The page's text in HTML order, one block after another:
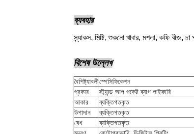
ব্যবহার
স্ন্যাকস, মিষ্টি, শুকনো খাবার, মশলা, কফি বীজ, চা
বিশেষ উল্লেখ
বৈশিষ্ট্যাবলীস্পেসিফিকেশন
প্রকার
স্ট্যান্ড আপ পকেট ব্যাগ পাইকারি
আকার
ব্যক্তিগতকৃত
উপাদান
ব্যক্তিগতকৃত
বেধ
ব্যক্তিগতকৃত